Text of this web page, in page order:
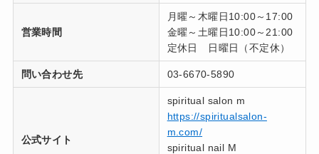
営業時間
月曜～木曜日10:00～17:00
金曜～土曜日10:00～21:00
定休日 日曜日（不定休）
問い合わせ先 03-6670-5890
公式サイト
spiritual salon m
https://spiritualsalon-
m.com/
spiritual nail M